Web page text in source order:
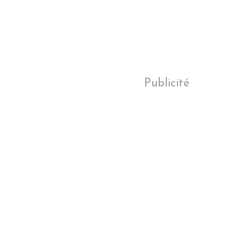
Publicité